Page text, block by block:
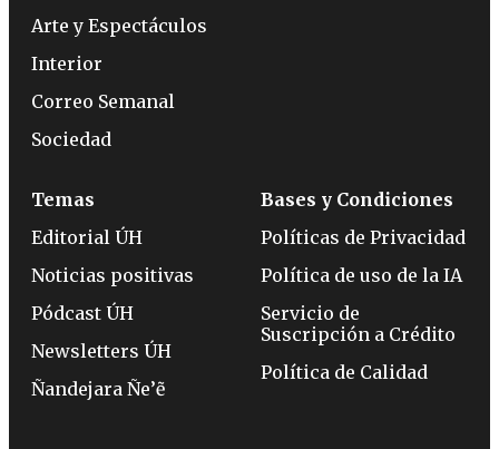
Arte y Espectáculos
Interior
Correo Semanal
Sociedad
Temas
Editorial ÚH
Noticias positivas
Pódcast ÚH
Newsletters ÚH
Ñandejara Ñe’ẽ
Bases y Condiciones
Políticas de Privacidad
Política de uso de la IA
Servicio de
Suscripción a Crédito
Política de Calidad